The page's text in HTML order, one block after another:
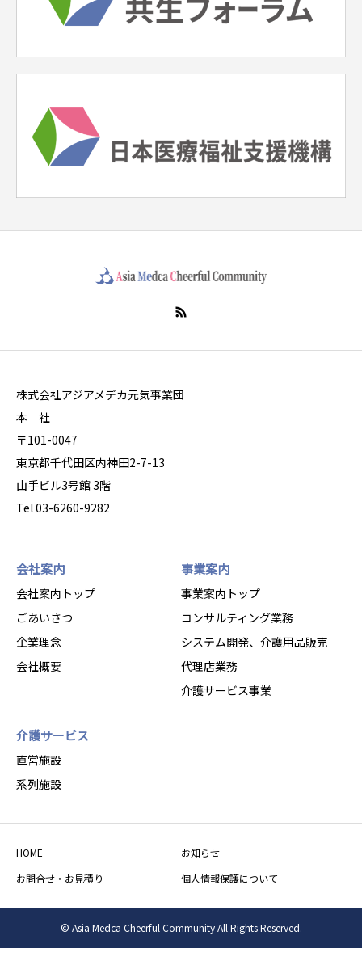
株式会社アジアメデカ元気事業団
本 社
〒101-0047
東京都千代田区内神田2-7-13
山手ビル3号館 3階
Tel 03-6260-9282
会社案内
会社案内トップ
ごあいさつ
企業理念
会社概要
事業案内
事業案内トップ
コンサルティング業務
システム開発、介護用品販売
代理店業務
介護サービス事業
介護サービス
直営施設
系列施設
HOME
お知らせ
お問合せ・お見積り
個人情報保護について
© Asia Medca Cheerful Community All Rights Reserved.